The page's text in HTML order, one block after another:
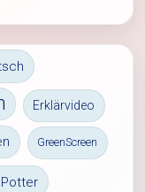
Erklärvideo
GreenScreen